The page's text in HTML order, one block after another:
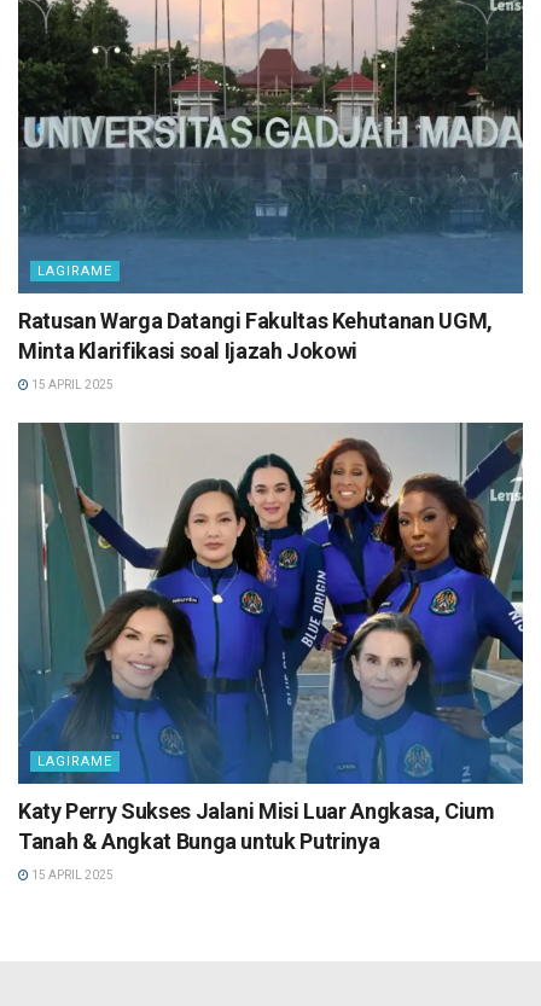
LAGIRAME
Ratusan Warga Datangi Fakultas Kehutanan UGM,
Minta Klarifikasi soal Ijazah Jokowi
15 APRIL 2025
LAGIRAME
Katy Perry Sukses Jalani Misi Luar Angkasa, Cium
Tanah & Angkat Bunga untuk Putrinya
15 APRIL 2025